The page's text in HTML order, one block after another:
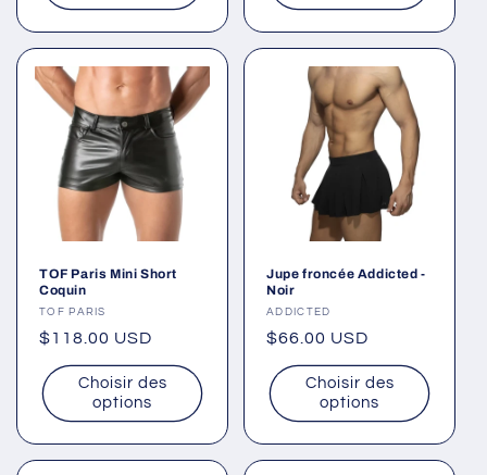
TOF Paris Mini Short
Coquin
Fournisseur :
TOF PARIS
Prix
habituel
$118.00 USD
Choisir des
options
Jupe froncée Addicted -
Noir
Fournisseur :
ADDICTED
Prix
habituel
$66.00 USD
Choisir des
options